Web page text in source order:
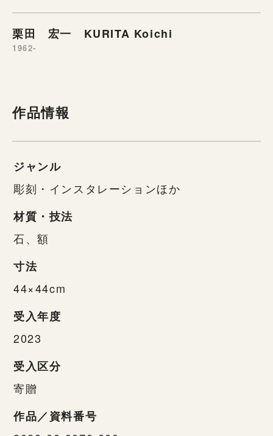
栗田 宏一 KURITA Koichi
1962-
作品情報
ジャンル
彫刻・インスタレーションほか
材質・技法
石、額
寸法
44×44cm
受入年度
2023
受入区分
寄贈
作品／資料番号